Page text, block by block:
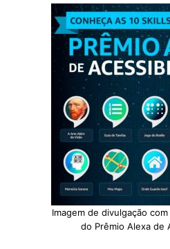
Imagem de divulgação
do Prêmio Alexa de